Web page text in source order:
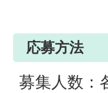
応募方法
募集人数：